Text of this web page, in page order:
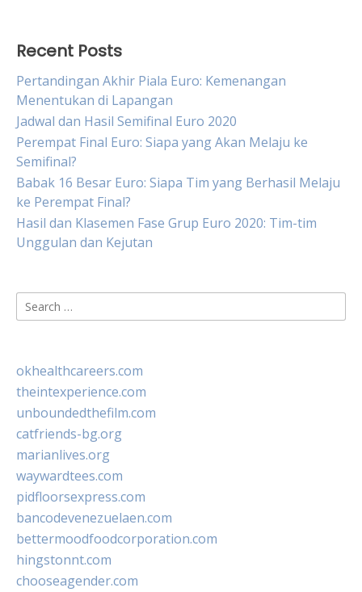
Recent Posts
Pertandingan Akhir Piala Euro: Kemenangan
Menentukan di Lapangan
Jadwal dan Hasil Semifinal Euro 2020
Perempat Final Euro: Siapa yang Akan Melaju ke
Semifinal?
Babak 16 Besar Euro: Siapa Tim yang Berhasil Melaju
ke Perempat Final?
Hasil dan Klasemen Fase Grup Euro 2020: Tim-tim
Unggulan dan Kejutan
Search
for:
okhealthcareers.com
theintexperience.com
unboundedthefilm.com
catfriends-bg.org
marianlives.org
waywardtees.com
pidfloorsexpress.com
bancodevenezuelaen.com
bettermoodfoodcorporation.com
hingstonnt.com
chooseagender.com